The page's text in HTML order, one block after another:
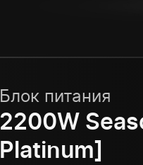
Блок питания
2200W
Platinum]